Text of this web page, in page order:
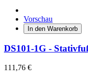
Vorschau
In den Warenkorb
DS101-1G -
111,76 €